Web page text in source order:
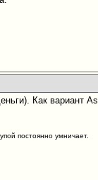
Как вариант
постоянно умничает.